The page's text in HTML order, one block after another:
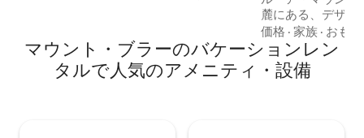
人で中に入れないでください。ソファや
ベッドに座らせてください。外に出す場
合は、農場の動物が近くにいるので、ペ
麓にある、デザイ
Merrijigは、ブル
から5分の場所にあります
動物が自由に歩
しく、景色はま
価格 ·家族 · おも
マウント・ブラーのバケーションレン
タルで人気のアメニティ・設備